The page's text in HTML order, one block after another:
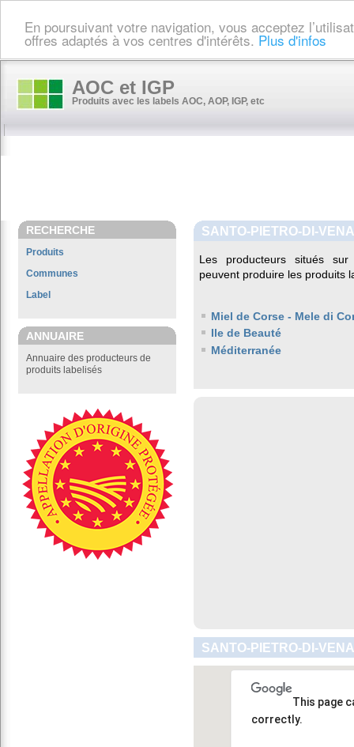
En poursuivant votre navigation, vous acceptez
offres adaptés à vos centres d'intérêts. Plus d'infos
AOC et IGP
Produits avec les labels AOC, AOP, IGP, etc
RECHERCHE
Produits
Communes
Label
ANNUAIRE
Annuaire des producteurs de
produits labelisés
SANTO-PIETRO-DI-
Les producteurs situés
peuvent produire les produits
Miel de Corse - Mele di
Ile de Beauté
Méditerranée
SANTO-PIETRO-DI-
This page
correctly.